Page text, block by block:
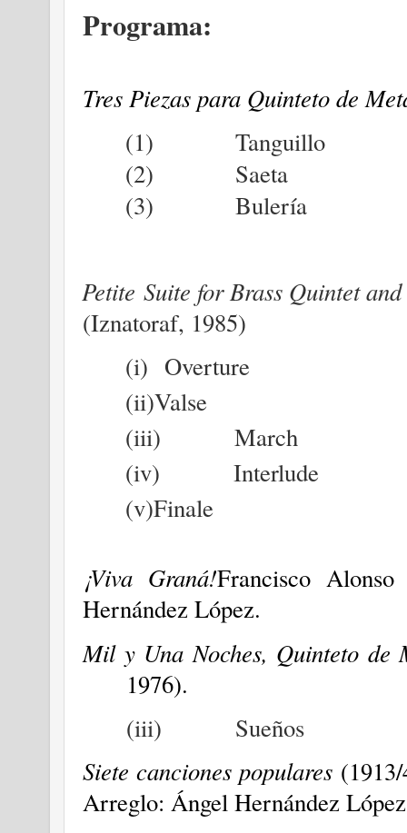
Programa:
Tres Piezas para Quinteto de
(1)
Tanguillo
(2)
Saeta
(3)
Bulería
Petite Suite for Brass Quintet
(Iznatoraf, 1985)
(i) Overture
(ii)Valse
(iii)
March
(iv)
Interlude
(v)Finale
¡Viva Graná!Francisco
Hernández López.
Mil y Una Noches, Quinteto de
1976).
(iii)
Sueños
Siete canciones populares
Arreglo: Ángel Hernández López